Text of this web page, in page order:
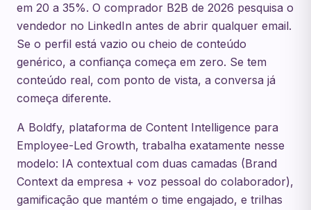
em 20 a 35%. O comprador B2B de 2026 pesquisa o
vendedor no LinkedIn antes de abrir qualquer email.
Se o perfil está vazio ou cheio de conteúdo
genérico, a confiança começa em zero. Se tem
conteúdo real, com ponto de vista, a conversa já
começa diferente.
A Boldfy, plataforma de Content Intelligence para
Employee-Led Growth, trabalha exatamente nesse
modelo: IA contextual com duas camadas (Brand
Context da empresa + voz pessoal do colaborador),
gamificação que mantém o time engajado, e trilhas